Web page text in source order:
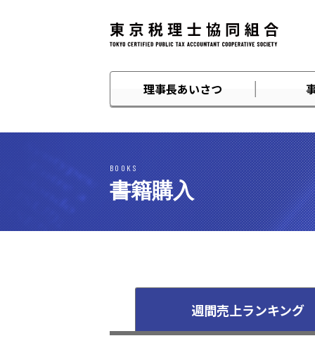
理事長あいさつ
BOOKS
書籍購入
週間売上ランキング